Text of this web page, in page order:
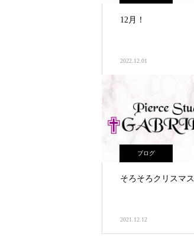
12月！
2022.12.01
ブログ
そろそろクリスマス
2021.12.12